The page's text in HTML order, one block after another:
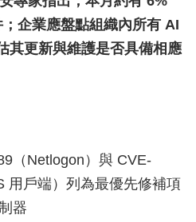
企業應盤點組織內所有 AI
其更新與維護是否具備相應
（Netlogon）與 CVE-
用戶端）列為最優先修補項
器